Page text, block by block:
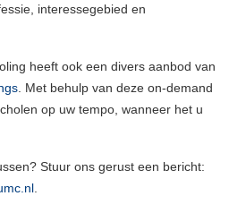
interessegebied en
heeft ook een divers aanbod van
. Met behulp van deze on-demand
op uw tempo, wanneer het u
Stuur ons gerust een bericht: